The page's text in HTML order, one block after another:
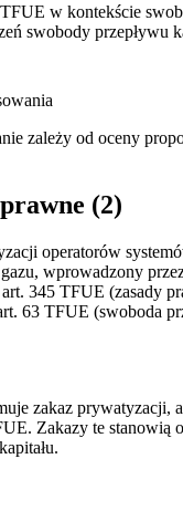
w kontekście
swobody przepływu
zależy od oceny
(2)
operatorów
wprowadzony
345 TFUE (zasady
63 TFUE (swoboda
zakaz prywatyzacji,
Zakazy te stanowią